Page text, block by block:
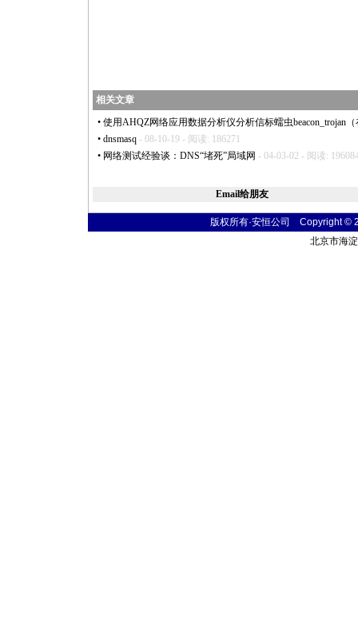
相关文章
• 使用AHQZ网络应用数据分析仪分析信标蠕虫beacon_trojan
• dnsmasq - 08-10-19 - 阅读: 186271
• 网络测试经验谈：DNS“堵死”局域网 - 04-03-02 - 阅读:
Email给朋友
版权所有·安恒公司 Copyright
北京市海